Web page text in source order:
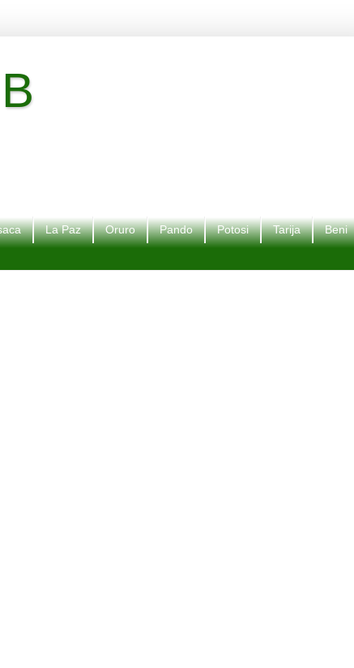
La Paz Oruro Pando Potosi Tarija Beni